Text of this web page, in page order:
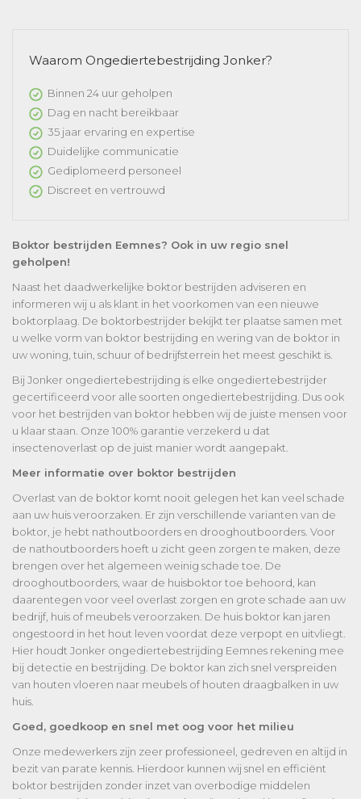
Waarom Ongediertebestrijding Jonker?
Binnen 24 uur geholpen
Dag en nacht bereikbaar
35 jaar ervaring en expertise
Duidelijke communicatie
Gediplomeerd personeel
Discreet en vertrouwd
Boktor bestrijden Eemnes? Ook in uw regio snel
geholpen!
Naast het daadwerkelijke boktor bestrijden adviseren en
informeren wij u als klant in het voorkomen van een nieuwe
boktorplaag. De boktorbestrijder bekijkt ter plaatse samen met
u welke vorm van boktor bestrijding en wering van de boktor in
uw woning, tuin, schuur of bedrijfsterrein het meest geschikt is.
Bij Jonker ongediertebestrijding is elke ongediertebestrijder
gecertificeerd voor alle soorten ongediertebestrijding. Dus ook
voor het bestrijden van boktor hebben wij de juiste mensen voor
u klaar staan. Onze 100% garantie verzekerd u dat
insectenoverlast op de juist manier wordt aangepakt.
Meer informatie over boktor bestrijden
Overlast van de boktor komt nooit gelegen het kan veel schade
aan uw huis veroorzaken. Er zijn verschillende varianten van de
boktor, je hebt nathoutboorders en drooghoutboorders. Voor
de nathoutboorders hoeft u zicht geen zorgen te maken, deze
brengen over het algemeen weinig schade toe. De
drooghoutboorders, waar de huisboktor toe behoord, kan
daarentegen voor veel overlast zorgen en grote schade aan uw
bedrijf, huis of meubels veroorzaken. De huis boktor kan jaren
ongestoord in het hout leven voordat deze verpopt en uitvliegt.
Hier houdt Jonker ongediertebestrijding Eemnes rekening mee
bij detectie en bestrijding. De boktor kan zich snel verspreiden
van houten vloeren naar meubels of houten draagbalken in uw
huis.
Goed, goedkoop en snel met oog voor het milieu
Onze medewerkers zijn zeer professioneel, gedreven en altijd in
bezit van parate kennis. Hierdoor kunnen wij snel en efficiënt
boktor bestrijden zonder inzet van overbodige middelen